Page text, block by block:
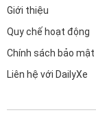
Giới thiệu
Quy chế hoạt động
Chính sách bảo
Liên hệ với DailyXe